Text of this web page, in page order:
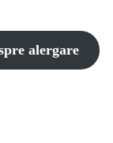
alergare